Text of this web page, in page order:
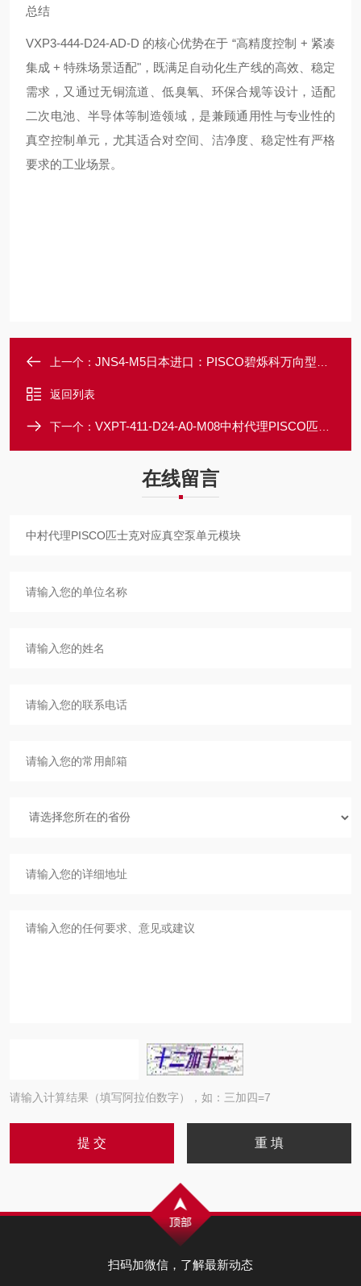
总结
VXP3-444-D24-AD-D 的核心优势在于 “高精度控制 + 紧凑
集成 + 特殊场景适配"，既满足自动化生产线的高效、稳定
需求，又通过无铜流道、低臭氧、环保合规等设计，适配
二次电池、半导体等制造领域，是兼顾通用性与专业性的
真空控制单元，尤其适合对空间、洁净度、稳定性有严格
要求的工业场景。
上一个： JNS4-M5日本进口：PISCO碧烁科万向型节流阀
返回列表
下一个： VXPT-411-D24-A0-M08中村代理PISCO匹士克对应真空泵单元模块
在线留言
请输入计算结果（填写阿拉伯数字），如：三加四=7
扫码加微信，了解最新动态